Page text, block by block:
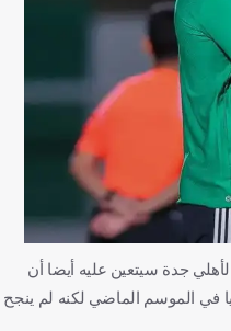
جدة سيتعين عليه أيضا أن
في الموسم الماضي لكنه لم ينجح